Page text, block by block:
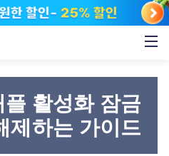
활성화 잠금
제하는 가이드